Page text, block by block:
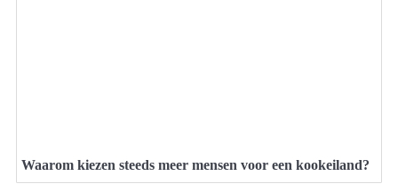
Waarom kiezen steeds meer mensen voor een kookeiland?